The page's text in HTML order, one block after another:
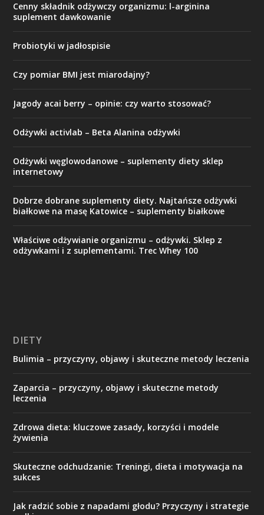
Cenny składnik odżywczy organizmu: l-arginina
suplement dawkowanie
Probiotyki w jadłospisie
Czy pomiar BMI jest miarodajny?
Jagody acai berry – opinie: czy warto stosować?
Odżywki activlab – Beta Alanina odżywki
Odżywki węglowodanowe – suplementy diety sklep
internetowy
Dobrze dobrane suplementy diety. Najtańsze odżywki
białkowe na masę Katowice – suplementy białkowe
Właściwe odżywianie organizmu – odżywki. Sklep z
odżywkami i z suplementami. Trec Whey 100
DIETY
Bulimia – przyczyny, objawy i skuteczne metody leczenia
Zaparcia – przyczyny, objawy i skuteczne metody
leczenia
Zdrowa dieta: kluczowe zasady, korzyści i modele
żywienia
Skuteczne odchudzanie: Treningi, dieta i motywacja na
sukces
Jak radzić sobie z napadami głodu? Przyczyny i strategie